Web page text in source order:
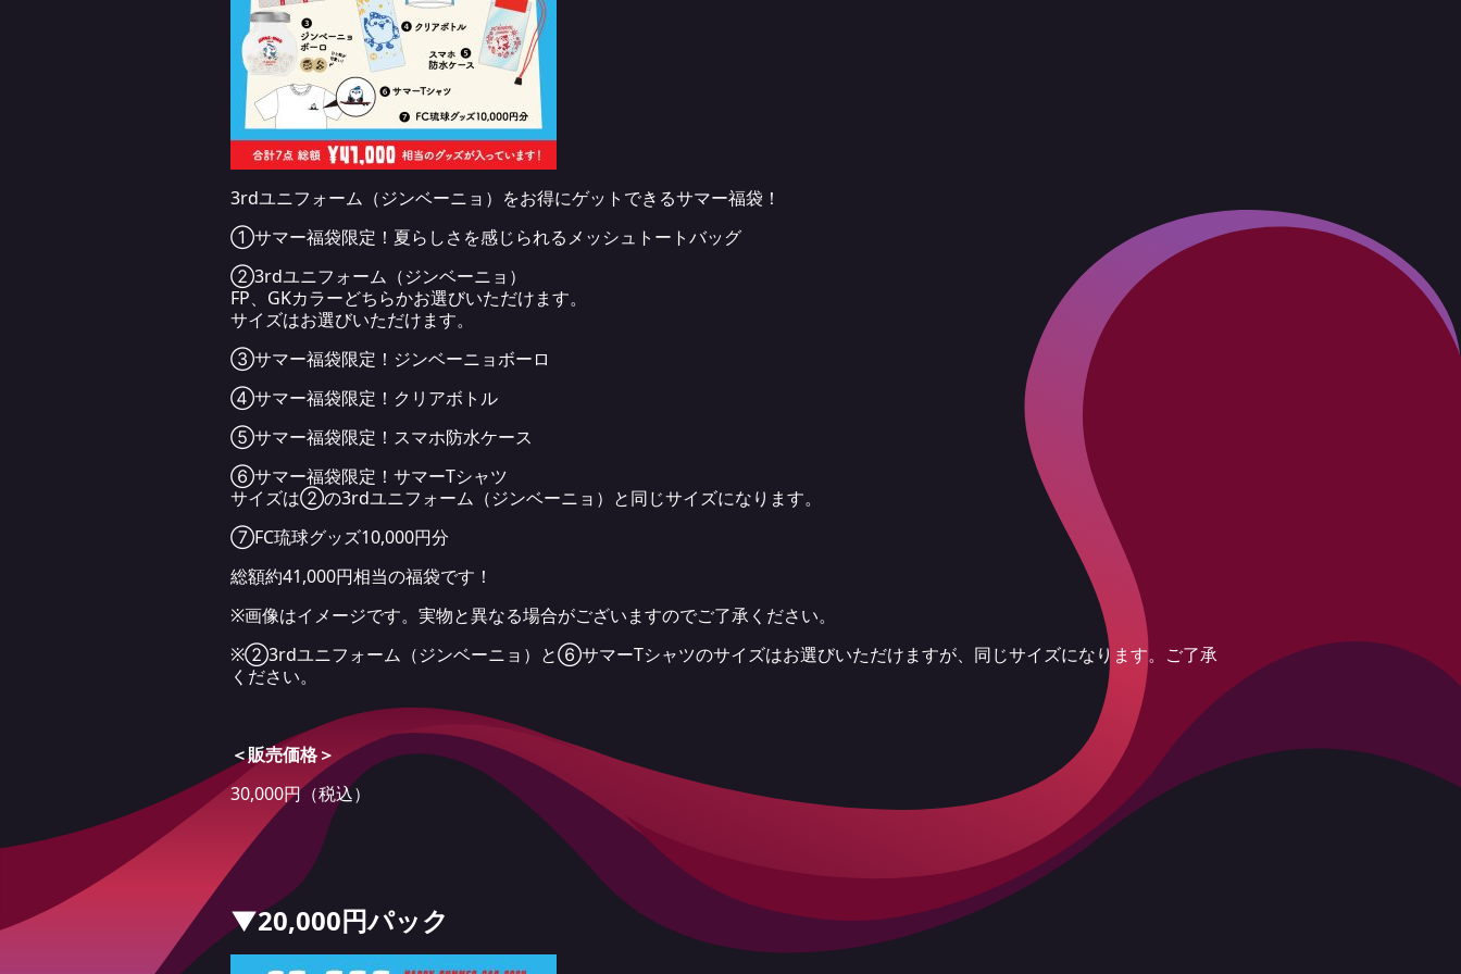
3rdユニフォーム（ジンベーニョ）をお得にゲットできるサマー福袋！
①サマー福袋限定！夏らしさを感じられるメッシュトートバッグ
②3rdユニフォーム（ジンベーニョ）
FP、GKカラーどちらかお選びいただけます。
サイズはお選びいただけます。
③サマー福袋限定！ジンベーニョボーロ
④サマー福袋限定！クリアボトル
⑤サマー福袋限定！スマホ防水ケース
⑥サマー福袋限定！サマーTシャツ
サイズは②の3rdユニフォーム（ジンベーニョ）と同じサイズになります。
⑦FC琉球グッズ10,000円分
総額約41,000円相当の福袋です！
※画像はイメージです。実物と異なる場合がございますのでご了承ください。
※②3rdユニフォーム（ジンベーニョ）と⑥サマーTシャツのサイズはお選びいただけますが、同じサイズになります。ご了承
ください。
＜販売価格＞
30,000円（税込）
▼20,000円パック